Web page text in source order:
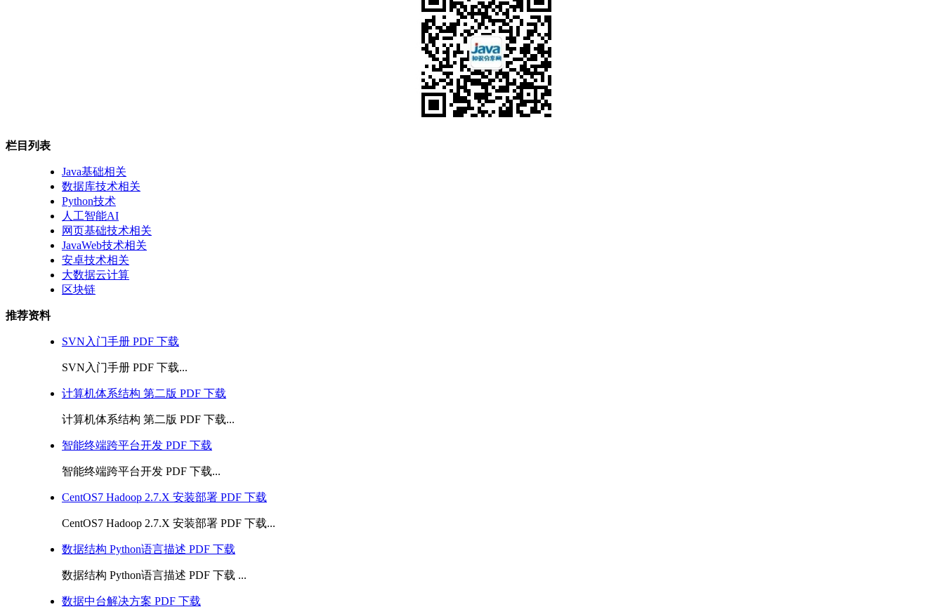
栏目列表
Java基础相关
数据库技术相关
Python技术
人工智能AI
网页基础技术相关
JavaWeb技术相关
安卓技术相关
大数据云计算
区块链
推荐资料
SVN入门手册 PDF 下载
SVN入门手册 PDF 下载...
计算机体系结构 第二版 PDF 下载
计算机体系结构 第二版 PDF 下载...
智能终端跨平台开发 PDF 下载
智能终端跨平台开发 PDF 下载...
CentOS7 Hadoop 2.7.X 安装部署 PDF 下载
CentOS7 Hadoop 2.7.X 安装部署 PDF 下载...
数据结构 Python语言描述 PDF 下载
数据结构 Python语言描述 PDF 下载 ...
数据中台解决方案 PDF 下载